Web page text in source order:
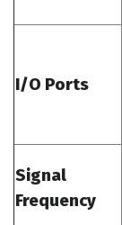
I/O Ports
Signal
Frequency